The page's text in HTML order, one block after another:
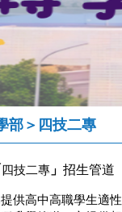
部＞四技二專
四技二專 」 招生管道
供高中高職學生適